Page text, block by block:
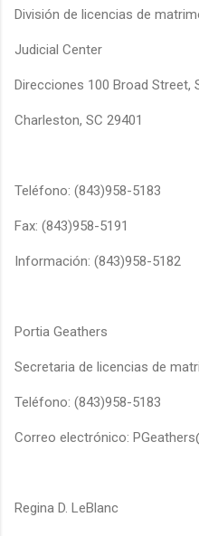
División de licencias de
Judicial Center
Direcciones 100 Broad Street,
Charleston, SC 29401
Teléfono: (843)958-5183
Fax: (843)958-5191
Información: (843)958-5182
Portia Geathers
Secretaria de licencias de
Teléfono: (843)958-5183
Correo electrónico:
Regina D. LeBlanc